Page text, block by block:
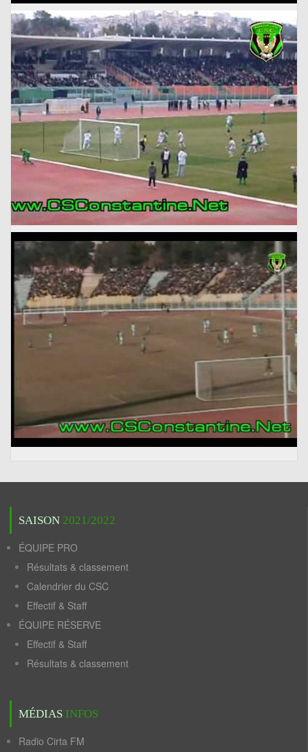
SAISON 2021/2022
ÉQUIPE PRO
Résultats & classement
Calendrier du CSC
Effectif & Staff
ÉQUIPE RÉSERVE
Effectif & Staff
Résultats & classement
MÉDIAS INFOS
Radio Cirta FM